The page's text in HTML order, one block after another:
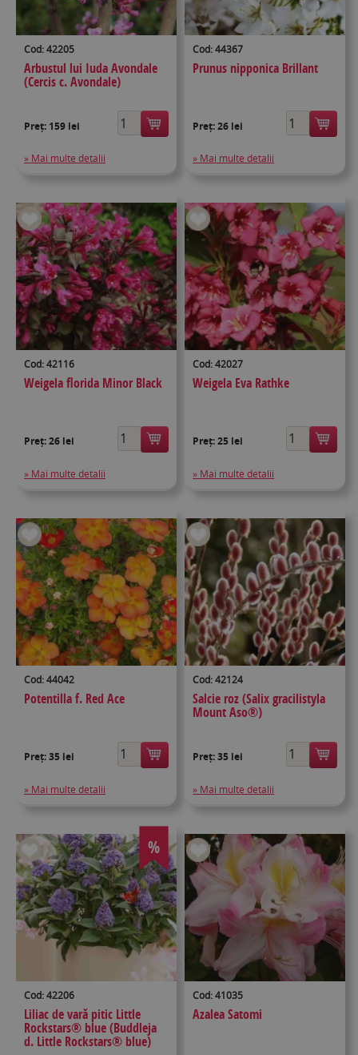
Cod: 42205
Arbustul lui Iuda Avondale
(Cercis c. Avondale)
Preț: 159 lei
» Mai multe detalii
Cod: 44367
Prunus nipponica Brillant
Preț:26 lei
» Mai multe detalii
Cod: 42116
Weigela florida Minor Black
Preț:26 lei
» Mai multe detalii
Cod: 42027
Weigela Eva Rathke
Preț:25 lei
» Mai multe detalii
Cod: 44042
Potentilla f. Red Ace
Preț:35 lei
» Mai multe detalii
Cod: 42124
Salcie roz (Salix gracilistyla
Mount Aso®)
Preț:35 lei
» Mai multe detalii
%
Cod: 42206
Liliac de vară pitic Little
Rockstars® blue (Buddleja
d. Little Rockstars® blue)
Cod: 41035
Azalea Satomi